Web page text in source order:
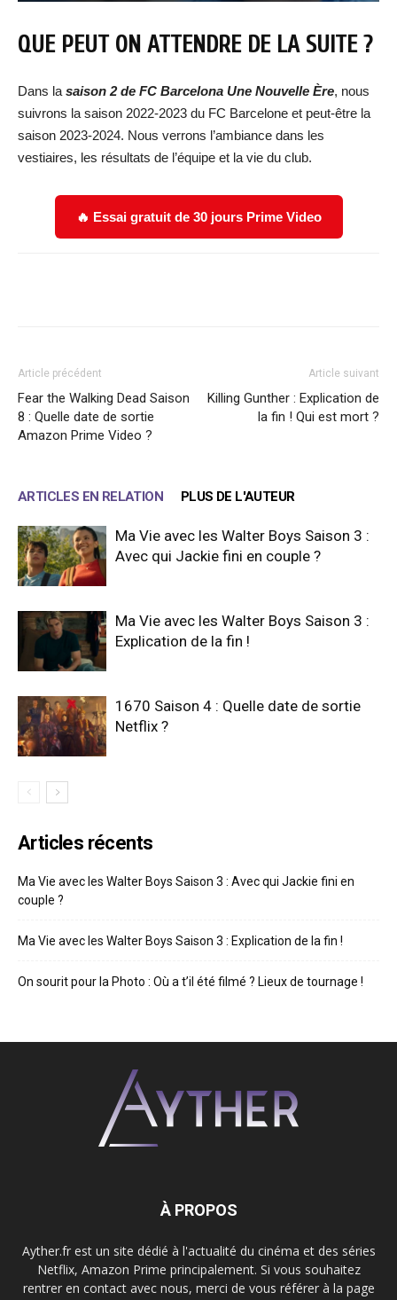
QUE PEUT ON ATTENDRE DE LA SUITE ?
Dans la saison 2 de FC Barcelona Une Nouvelle Ère, nous
suivrons la saison 2022-2023 du FC Barcelone et peut-être la
saison 2023-2024. Nous verrons l’ambiance dans les
vestiaires, les résultats de l’équipe et la vie du club.
🔥 Essai gratuit de 30 jours Prime Video
Article précédent
Fear the Walking Dead Saison
8 : Quelle date de sortie
Amazon Prime Video ?
Article suivant
Killing Gunther : Explication de
la fin ! Qui est mort ?
ARTICLES EN RELATION PLUS DE L'AUTEUR
Ma Vie avec les Walter Boys Saison 3 :
Avec qui Jackie fini en couple ?
Ma Vie avec les Walter Boys Saison 3 :
Explication de la fin !
1670 Saison 4 : Quelle date de sortie
Netflix ?
Articles récents
Ma Vie avec les Walter Boys Saison 3 : Avec qui Jackie fini en
couple ?
Ma Vie avec les Walter Boys Saison 3 : Explication de la fin !
On sourit pour la Photo : Où a t’il été filmé ? Lieux de tournage !
À PROPOS
Ayther.fr est un site dédié à l'actualité du cinéma et des séries
Netflix, Amazon Prime principalement. Si vous souhaitez
rentrer en contact avec nous, merci de vous référer à la page